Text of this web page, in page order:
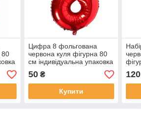
80
Цифра 8 фольгована
червона куля фігурна 80
см індивідуальна упаковка
50₴
Купити
120